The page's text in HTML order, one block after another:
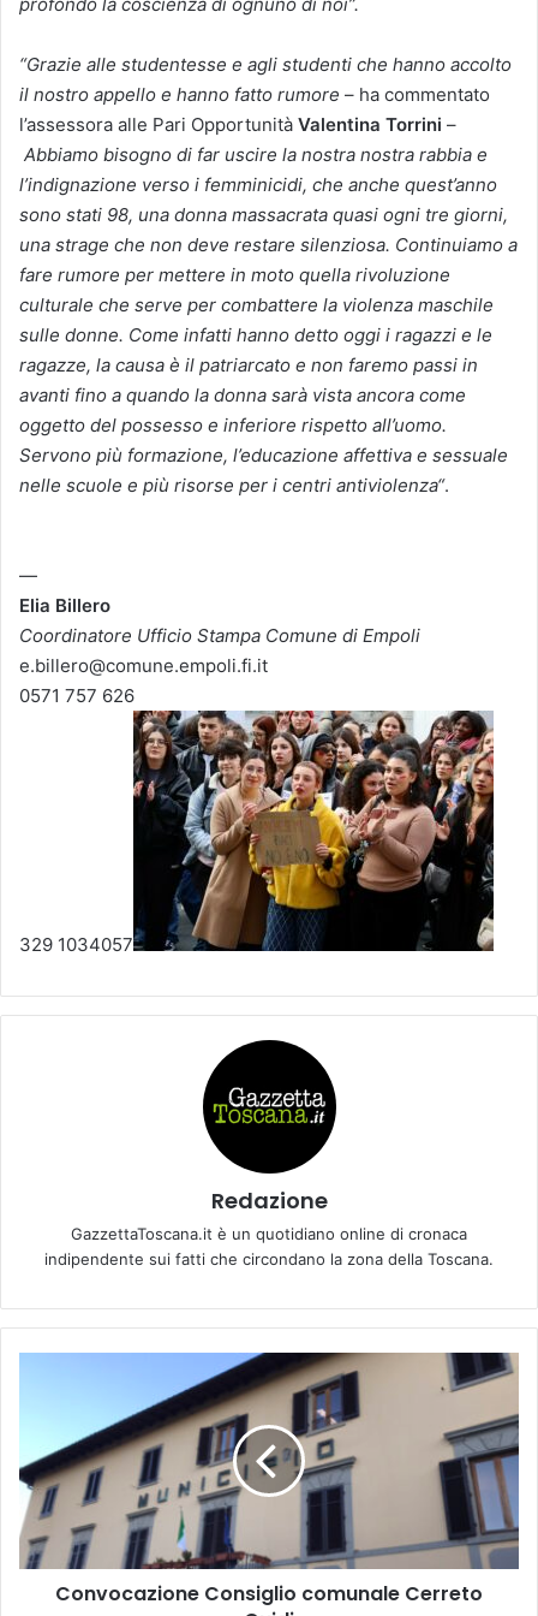
“Grazie alle studentesse e agli studenti che hanno accolto
il nostro appello e hanno fatto rumore – ha commentato
l’assessora alle Pari Opportunità Valentina Torrini –
Abbiamo bisogno di far uscire la nostra nostra rabbia e
l’indignazione verso i femminicidi, che anche quest’anno
sono stati 98, una donna massacrata quasi ogni tre giorni,
una strage che non deve restare silenziosa. Continuiamo a
fare rumore per mettere in moto quella rivoluzione
culturale che serve per combattere la violenza maschile
sulle donne. Come infatti hanno detto oggi i ragazzi e le
ragazze, la causa è il patriarcato e non faremo passi in
avanti fino a quando la donna sarà vista ancora come
oggetto del possesso e inferiore rispetto all’uomo.
Servono più formazione, l’educazione affettiva e sessuale
nelle scuole e più risorse per i centri antiviolenza“.
—
Elia Billero
Coordinatore Ufficio Stampa Comune di Empoli
e.billero@comune.empoli.fi.it
0571 757 626
329 1034057
Redazione
GazzettaToscana.it è un quotidiano online di cronaca
indipendente sui fatti che circondano la zona della Toscana.
o
c
a
z
i
Convocazione Consiglio comunale Cerreto